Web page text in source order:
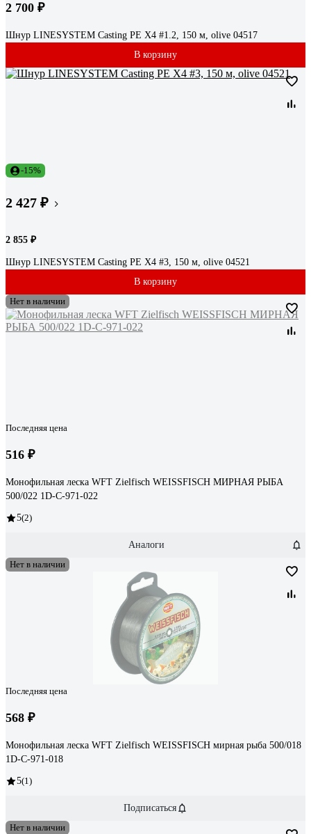
2 700 ₽
Шнур LINESYSTEM Casting PE X4 #1.2, 150 м, olive 04517
В корзину
-15%
2 427 ₽
2 855 ₽
Шнур LINESYSTEM Casting PE X4 #3, 150 м, olive 04521
В корзину
Нет в наличии
Последняя цена
516 ₽
Монофильная леска WFT Zielfisch WEISSFISCH МИРНАЯ РЫБА
500/022 1D-C-971-022
5(2)
Аналоги
Нет в наличии
Последняя цена
568 ₽
Монофильная леска WFT Zielfisch WEISSFISCH мирная рыба 500/018
1D-C-971-018
5(1)
Подписаться
Нет в наличии